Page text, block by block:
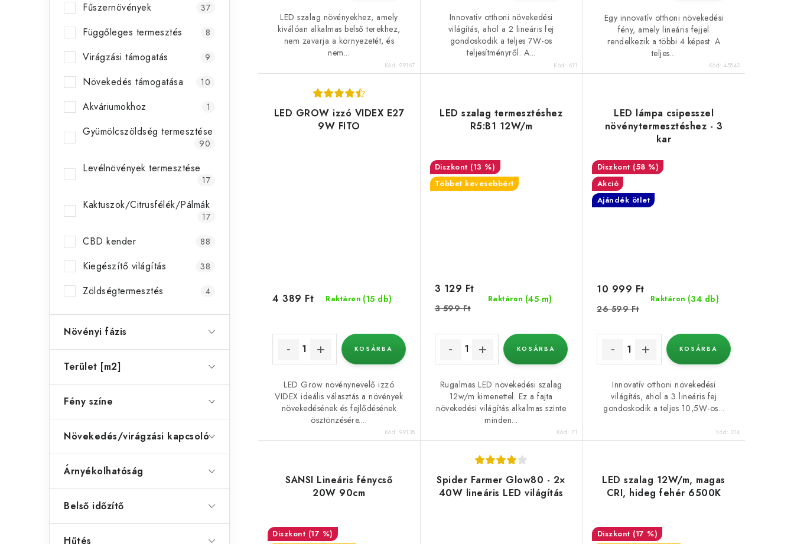
Fűszernövények 37
Függőleges termesztés 8
Virágzási támogatás 9
Növekedés támogatása 10
Akváriumokhoz 1
Gyümölcszöldség termesztése
90
Levélnövények termesztése
17
Kaktuszok/Citrusfélék/Pálmák
17
CBD kender 88
Kiegészítő világítás 38
Zöldségtermesztés 4
Növényi fázis
Terület [m2]
Fény színe
Növekedés/virágzási kapcsoló
Árnyékolhatóság
Belső időzítő
Hűtés
LED szalag növényekhez, amely
kiválóan alkalmas belső terekhez,
nem zavarja a környezetét, és
nem...
Kód:99167
Innovatív otthoni növekedési
világítás, ahol a 2 lineáris fej
gondoskodik a teljes 7W-os
teljesítményről. A...
Kód: 611
Egy innovatív otthoni növekedési
fény, amely lineáris fejjel
rendelkezik a többi 4 képest. A
teljes...
Kód:45843
LED GROW izzó VIDEX E27
9W FITO
Raktáron (15 db)
4 389 Ft
KOSÁRBA
LED Grow növénynevelő izzó
VIDEX ideális választás a növények
növekedésének és fejlődésének
ösztönzésére....
Kód:99138
LED szalag termesztéshez
R5:B1 12W/m
(13 %)
Többet kevesebbért
Raktáron (45 m)
3 129 Ft
3 599 Ft
KOSÁRBA
Rugalmas LED növekedési szalag
12w/m kimenettel. Ez a fajta
növekedési világítás alkalmas szinte
minden...
Kód:71
LED lámpa csipesszel
növénytermesztéshez - 3
kar
(58 %)
Akció
Ajándék ötlet
Raktáron (34 db)
10 999 Ft
26 599 Ft
KOSÁRBA
Innovatív otthoni növekedési
világítás, ahol a 3 lineáris fej
gondoskodik a teljes 10,5W-os...
Kód: 214
SANSI Lineáris fénycső
20W 90cm
(17 %)
Spider Farmer Glow80 - 2×
40W lineáris LED világítás
LED szalag 12W/m, magas
CRI, hideg fehér 6500K
(17 %)